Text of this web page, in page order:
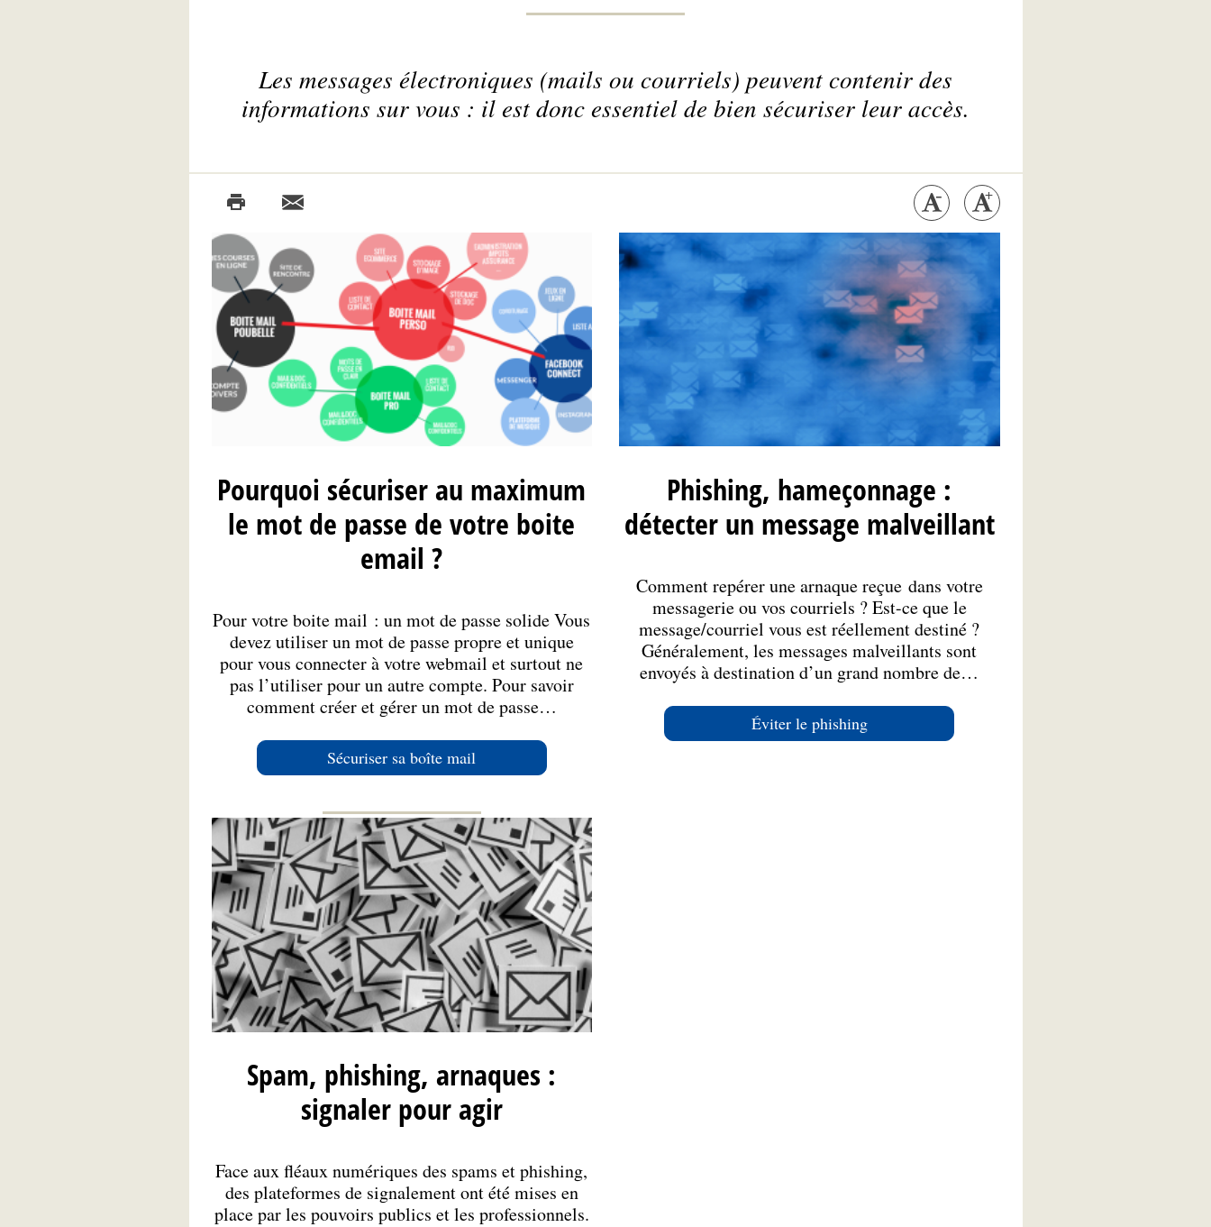
Les messages électroniques (mails ou courriels) peuvent contenir des
informations sur vous : il est donc essentiel de bien sécuriser leur accès.
Pourquoi sécuriser au maximum
le mot de passe de votre boite
email ?
Pour votre boite mail : un mot de passe solide Vous
devez utiliser un mot de passe propre et unique
pour vous connecter à votre webmail et surtout ne
pas l’utiliser pour un autre compte. Pour savoir
comment créer et gérer un mot de passe…
Sécuriser sa boîte mail
Phishing, hameçonnage :
détecter un message malveillant
Comment repérer une arnaque reçue dans votre
messagerie ou vos courriels ? Est-ce que le
message/courriel vous est réellement destiné ?
Généralement, les messages malveillants sont
envoyés à destination d’un grand nombre de…
Éviter le phishing
Spam, phishing, arnaques :
signaler pour agir
Face aux fléaux numériques des spams et phishing,
des plateformes de signalement ont été mises en
place par les pouvoirs publics et les professionnels.